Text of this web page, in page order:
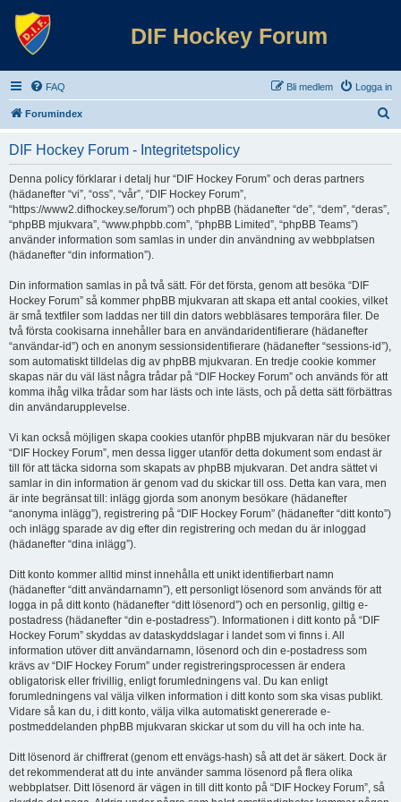
DIF Hockey Forum
FAQ Logga in
Bli medlem
Forumindex
DIF Hockey Forum - Integritetspolicy
Denna policy förklarar i detalj hur “DIF Hockey Forum” och deras partners
(hädanefter “vi”, “oss”, “vår”, “DIF Hockey Forum”,
“https://www2.difhockey.se/forum”) och phpBB (hädanefter “de”, “dem”, “deras”,
“phpBB mjukvara”, “www.phpbb.com”, “phpBB Limited”, “phpBB Teams”)
använder information som samlas in under din användning av webbplatsen
(hädanefter “din information”).
Din information samlas in på två sätt. För det första, genom att besöka “DIF
Hockey Forum” så kommer phpBB mjukvaran att skapa ett antal cookies, vilket
är små textfiler som laddas ner till din dators webbläsares temporära filer. De
två första cookisarna innehåller bara en användaridentifierare (hädanefter
“användar-id”) och en anonym sessionsidentifierare (hädanefter “sessions-id”),
som automatiskt tilldelas dig av phpBB mjukvaran. En tredje cookie kommer
skapas när du väl läst några trådar på “DIF Hockey Forum” och används för att
komma ihåg vilka trådar som har lästs och inte lästs, och på detta sätt förbättras
din användarupplevelse.
Vi kan också möjligen skapa cookies utanför phpBB mjukvaran när du besöker
“DIF Hockey Forum”, men dessa ligger utanför detta dokument som endast är
till för att täcka sidorna som skapats av phpBB mjukvaran. Det andra sättet vi
samlar in din information är genom vad du skickar till oss. Detta kan vara, men
är inte begränsat till: inlägg gjorda som anonym besökare (hädanefter
“anonyma inlägg”), registrering på “DIF Hockey Forum” (hädanefter “ditt konto”)
och inlägg sparade av dig efter din registrering och medan du är inloggad
(hädanefter “dina inlägg”).
Ditt konto kommer alltid minst innehålla ett unikt identifierbart namn
(hädanefter “ditt användarnamn”), ett personligt lösenord som används för att
logga in på ditt konto (hädanefter “ditt lösenord”) och en personlig, giltig e-
postadress (hädanefter “din e-postadress”). Informationen i ditt konto på “DIF
Hockey Forum” skyddas av dataskyddslagar i landet som vi finns i. All
information utöver ditt användarnamn, lösenord och din e-postadress som
krävs av “DIF Hockey Forum” under registreringsprocessen är endera
obligatorisk eller frivillig, enligt forumledningens val. Du kan enligt
forumledningens val välja vilken information i ditt konto som ska visas publikt.
Vidare så kan du, i ditt konto, välja vilka automatiskt genererade e-
postmeddelanden phpBB mjukvaran skickar ut som du vill ha och inte ha.
Ditt lösenord är chiffrerat (genom ett envägs-hash) så att det är säkert. Dock är
det rekommenderat att du inte använder samma lösenord på flera olika
webbplatser. Ditt lösenord är vägen in till ditt konto på “DIF Hockey Forum”, så